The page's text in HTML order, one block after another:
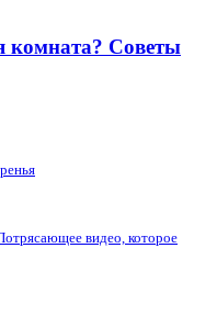
комната? Советы
видео, которое